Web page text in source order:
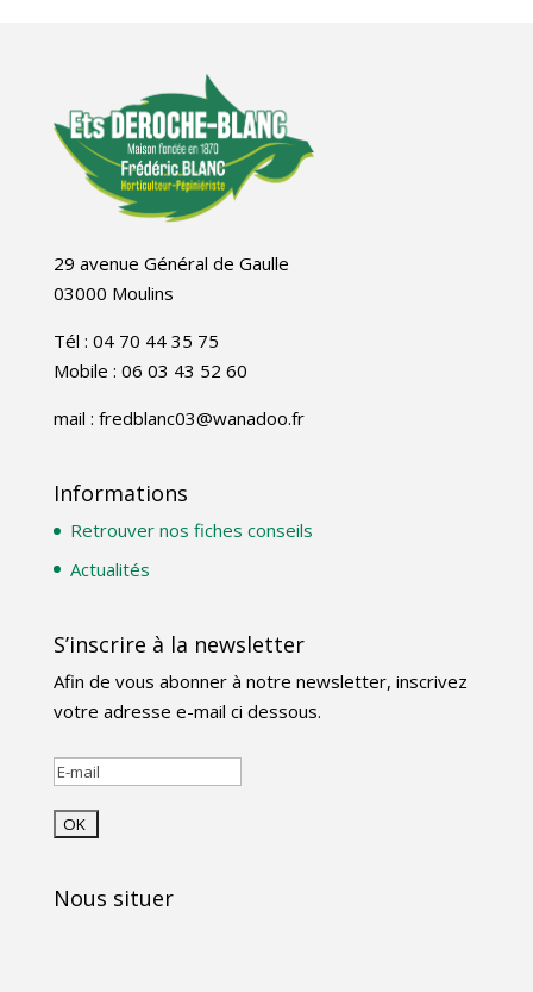
29 avenue Général de Gaulle
03000 Moulins
Tél : 04 70 44 35 75
Mobile : 06 03 43 52 60
mail : fredblanc03@wanadoo.fr
Informations
Retrouver nos fiches conseils
Actualités
S’inscrire à la newsletter
Afin de vous abonner à notre newsletter, inscrivez
votre adresse e-mail ci dessous.
Nous situer